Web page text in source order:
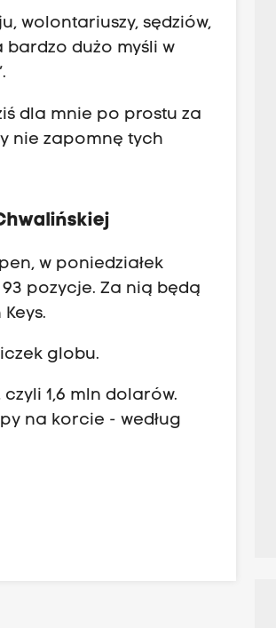
wolontariuszy, sędziów,
bardzo dużo myśli w
dla mnie po prostu za
nie zapomnę tych
w poniedziałek
pozycje. Za nią będą
globu.
1,6 mln dolarów.
na korcie - według